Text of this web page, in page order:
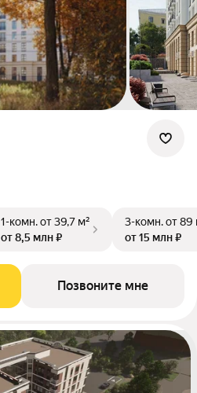
1-комн.от 39,7 м²
от 8,5 млн ₽
3-комн.от 89
от 15 млн ₽
Позвоните мне